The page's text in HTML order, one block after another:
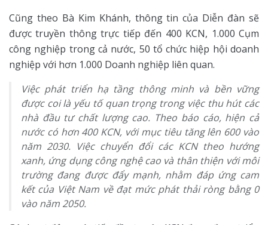
Cũng theo Bà Kim Khánh, thông tin của Diễn đàn sẽ
được truyền thông trực tiếp đến 400 KCN, 1.000 Cụm
công nghiệp trong cả nước, 50 tổ chức hiệp hội doanh
nghiệp với hơn 1.000 Doanh nghiệp liên quan.
Việc phát triển hạ tầng thông minh và bền vững
được coi là yếu tố quan trọng trong việc thu hút các
nhà đầu tư chất lượng cao. Theo báo cáo, hiện cả
nước có hơn 400 KCN, với mục tiêu tăng lên 600 vào
năm 2030. Việc chuyển đổi các KCN theo hướng
xanh, ứng dụng công nghệ cao và thân thiện với môi
trường đang được đẩy mạnh, nhằm đáp ứng cam
kết của Việt Nam về đạt mức phát thải ròng bằng 0
vào năm 2050.